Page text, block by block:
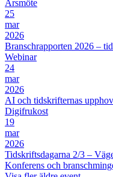
Årsmöte
25
mar
2026
Branschrapporten 2026 –
Webinar
24
mar
2026
AI och tidskrifternas
Digifrukost
19
mar
2026
Tidskriftsdagarna 2/3 –
Konferens och